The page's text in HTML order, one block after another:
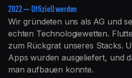
2022 — Offiziell werden
Wir gründeten uns als AG und
echten Technologiewetten.
zum Rückgrat unseres Stacks.
Apps wurden ausgeliefert, und
man aufbauen konnte.